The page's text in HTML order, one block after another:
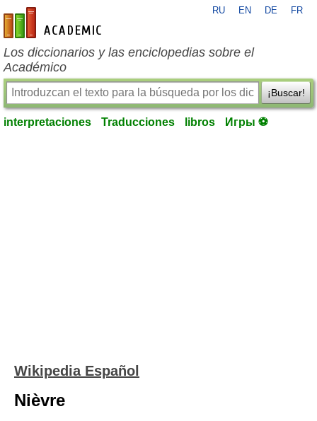
es-academic.com
RU EN DE FR
Los diccionarios y las enciclopedias sobre el
Académico
¡Buscar!
interpretaciones Traducciones libros Игры ⚽
Wikipedia Español
Nièvre